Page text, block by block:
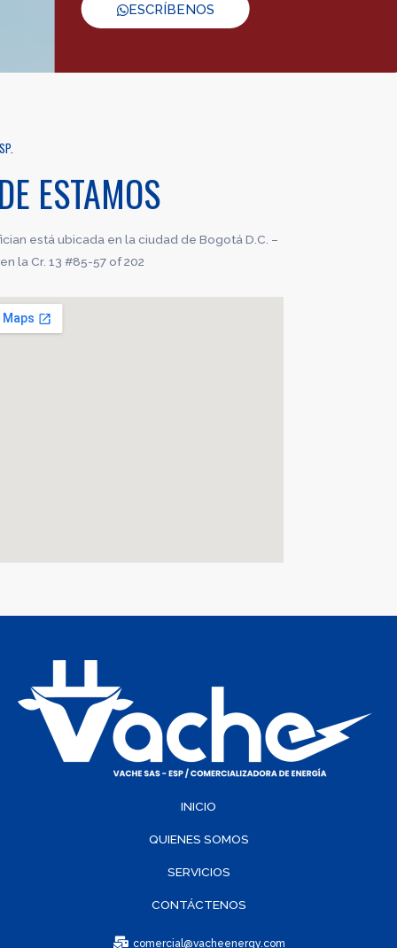
ESCRÍBENOS
ESTAMOS
está ubicada en la ciudad de Bogotá D.C. –
la Cr. 13 #85-57 of 202
INICIO
QUIENES SOMOS
SERVICIOS
CONTÁCTENOS
comercial@vacheenergy.com